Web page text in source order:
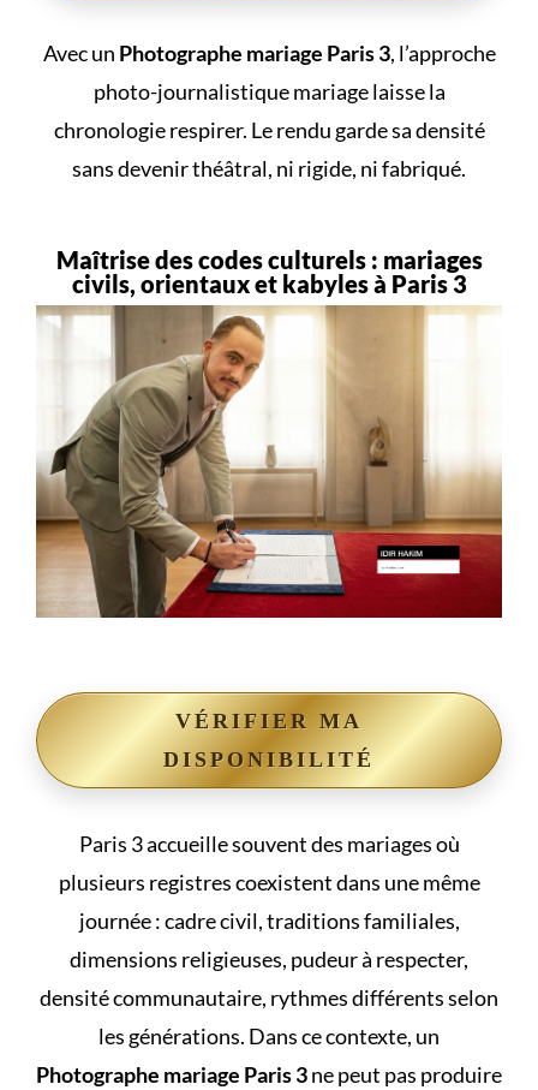
Avec un Photographe mariage Paris 3, l’approche
photo-journalistique mariage laisse la
chronologie respirer. Le rendu garde sa densité
sans devenir théâtral, ni rigide, ni fabriqué.
Maîtrise des codes culturels : mariages
civils, orientaux et kabyles à Paris 3
VÉRIFIER MA
DISPONIBILITÉ
Paris 3 accueille souvent des mariages où
plusieurs registres coexistent dans une même
journée : cadre civil, traditions familiales,
dimensions religieuses, pudeur à respecter,
densité communautaire, rythmes différents selon
les générations. Dans ce contexte, un
Photographe mariage Paris 3ne peut pas produire